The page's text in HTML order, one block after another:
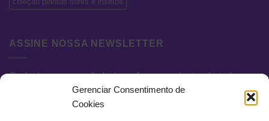
Gerenciar Consentimento de
Cookies
ASSINE NOSSA NEWSLETTER
Cadastre seu e-mail abaixo e fique por dentro de todas as
novidades e promoções exclusivas.